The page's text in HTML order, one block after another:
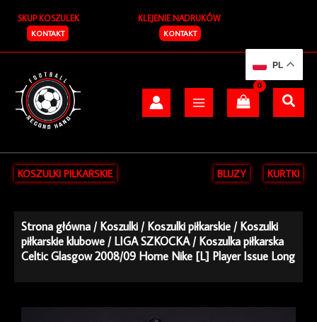
treści
SKUP KOSZULEK
KONTAKT
KLEJENIE NADRUKÓW
KONTAKT
KOSZULKI PIŁKARSKIE BLUZY KURTKI
Strona główna /Koszulki /Koszulki piłkarskie /Koszulki
piłkarskie klubowe /LIGA SZKOCKA/ Koszulka piłkarska
Celtic Glasgow 2008/09 Home Nike [L] Player Issue Long
PL